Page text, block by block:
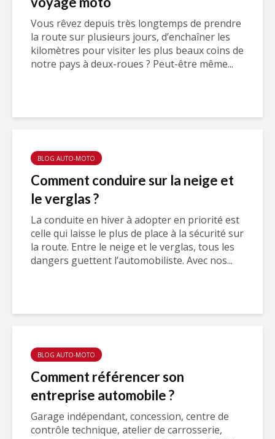
Vous rêvez depuis très longtemps de prendre
la route sur plusieurs jours, d’enchaîner les
kilomètres pour visiter les plus beaux coins de
notre pays à deux-roues ? Peut-être même...
BLOG AUTO-MOTO
Comment conduire sur la neige et
le verglas ?
La conduite en hiver à adopter en priorité est
celle qui laisse le plus de place à la sécurité sur
la route. Entre le neige et le verglas, tous les
dangers guettent l’automobiliste. Avec nos...
BLOG AUTO-MOTO
Comment référencer son
entreprise automobile ?
Garage indépendant, concession, centre de
contrôle technique, atelier de carrosserie,